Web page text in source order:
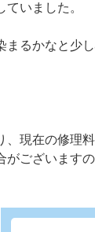
いました。
るかなと少
現在の修理
ございます